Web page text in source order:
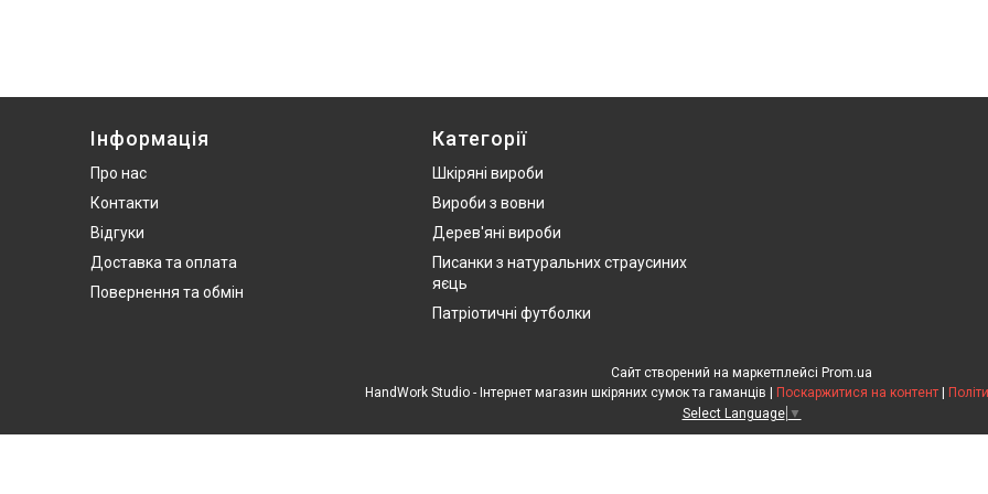
Інформація
Про нас
Контакти
Відгуки
Доставка та оплата
Повернення та обмін
Категорії
Шкіряні вироби
Вироби з вовни
Дерев'яні вироби
Писанки з натуральних страусиних
яєць
Патріотичні футболки
Сайт створений на маркетплейсі Prom.ua
Поскаржитися на контент
Select Language ▼